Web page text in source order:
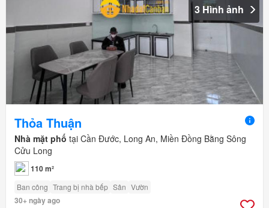
3 Hình ảnh
Thỏa Thuận
Nhà mặt phố tại Cần Đước, Long An, Miền Đồng Bằng Sông
Cửu Long
110 m²
Ban công Trang bị nhà bếp Sân Vườn
30+ ngày ago